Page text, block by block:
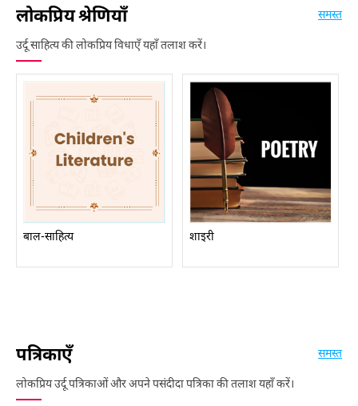
लोकप्रिय श्रेणियाँ
उर्दू साहित्य की लोकप्रिय विधाएँ यहाँ तलाश करें।
समस्त
बाल-साहित्य शाइरी
पत्रिकाएँ
लोकप्रिय उर्दू पत्रिकाओं और अपने पसंदीदा पत्रिका की तलाश यहाँ करें।
समस्त